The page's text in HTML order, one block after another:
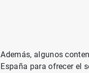
la
frente a la
31/03/2022
Además, algunos
España para ofrecer el